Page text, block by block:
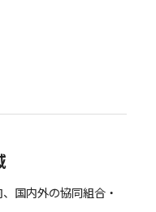
国内外の協同組合・